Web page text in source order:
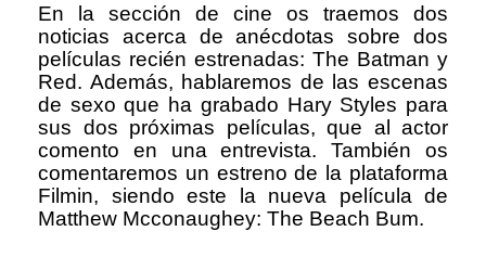
En la sección de cine os traemos dos
noticias acerca de anécdotas sobre dos
películas recién estrenadas: The Batman y
Red. Además, hablaremos de las escenas
de sexo que ha grabado Hary Styles para
sus dos próximas películas, que al actor
comento en una entrevista. También os
comentaremos un estreno de la plataforma
Filmin, siendo este la nueva película de
Matthew Mcconaughey: The Beach Bum.